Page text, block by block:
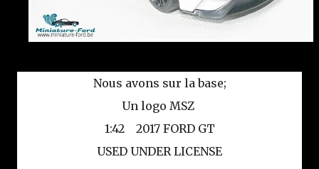
Nous avons sur la base;
Un logo MSZ
1:42 2017 FORD GT
USED UNDER LICENSE